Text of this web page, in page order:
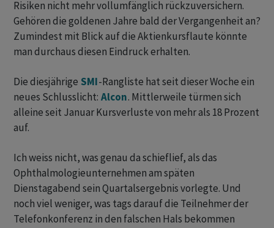
Risiken nicht mehr vollumfänglich rückzuversichern.
Gehören die goldenen Jahre bald der Vergangenheit an?
Zumindest mit Blick auf die Aktienkursflaute könnte
man durchaus diesen Eindruck erhalten.
Die diesjährige SMI-Rangliste hat seit dieser Woche ein
neues Schlusslicht: Alcon. Mittlerweile türmen sich
alleine seit Januar Kursverluste von mehr als 18 Prozent
auf.
Ich weiss nicht, was genau da schieflief, als das
Ophthalmologieunternehmen am späten
Dienstagabend sein Quartalsergebnis vorlegte. Und
noch viel weniger, was tags darauf die Teilnehmer der
Telefonkonferenz in den falschen Hals bekommen